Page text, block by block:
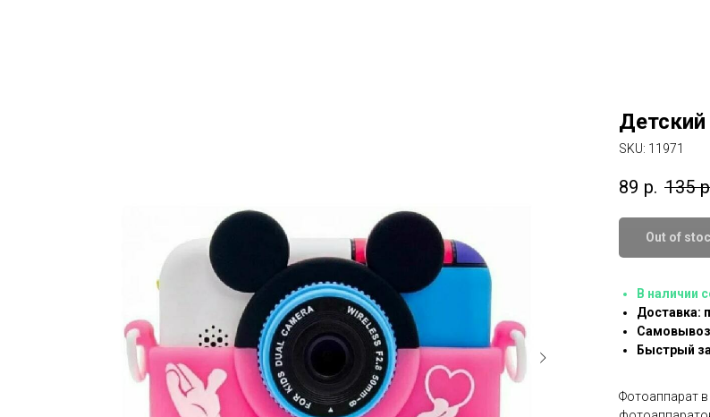
SKU: 11971
89 р. 135
Out of
В наличии
Доставка:
Быстрый
Фотоаппарат